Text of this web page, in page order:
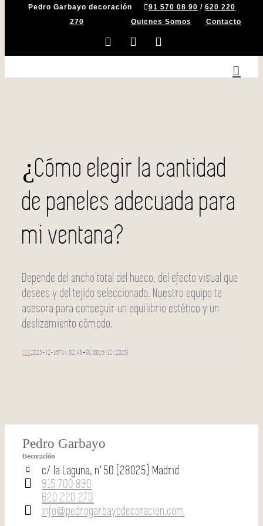
Pedro Garbayo decoración 91 570 08 90 / 620 220
270
Contacto
Quienes Somos
FacebookInstagram
¿Cómo elegir la cantidad
de paneles adecuada para
mi ventana?
Depende del ancho total del hueco, del efecto visual que
desees y del tejido seleccionado. Nuestro equipo te
asesora para conseguir un equilibrio estético y un
deslizamiento cómodo.
SEO2025-12-19T14:02:46+01:0019/12/2025
Pedro Garbayo
Decoración
c/ la Laguna, nº 50 (28025) Madrid
915 700 890
620 220 270
info@pedrogarbayodecoracion.com